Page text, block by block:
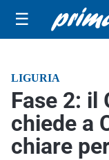
☰
LIGURIA
Fase 2: il
chiede a
chiare